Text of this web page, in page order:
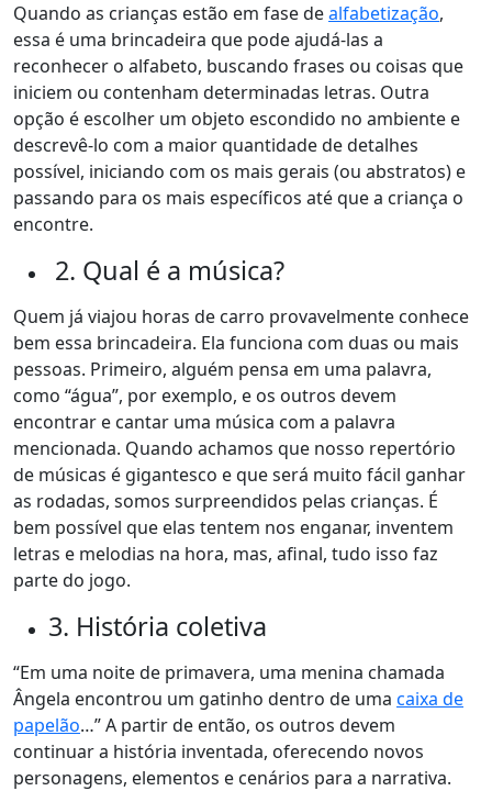
Quando as crianças estão em fase dealfabetização,
essa é uma brincadeira que pode ajudá-las a
reconhecer o alfabeto, buscando frases ou coisas que
iniciem ou contenham determinadas letras. Outra
opção é escolher um objeto escondido no ambiente e
descrevê-lo com a maior quantidade de detalhes
possível, iniciando com os mais gerais (ou abstratos) e
passando para os mais específicos até que a criança o
encontre.
2. Qual é a música?
Quem já viajou horas de carro provavelmente conhece
bem essa brincadeira. Ela funciona com duas ou mais
pessoas. Primeiro, alguém pensa em uma palavra,
como “água”, por exemplo, e os outros devem
encontrar e cantar uma música com a palavra
mencionada. Quando achamos que nosso repertório
de músicas é gigantesco e que será muito fácil ganhar
as rodadas, somos surpreendidos pelas crianças. É
bem possível que elas tentem nos enganar, inventem
letras e melodias na hora, mas, afinal, tudo isso faz
parte do jogo.
3. História coletiva
“Em uma noite de primavera, uma menina chamada
Ângela encontrou um gatinho dentro de uma caixa de
papelão…” A partir de então, os outros devem
continuar a história inventada, oferecendo novos
personagens, elementos e cenários para a narrativa.